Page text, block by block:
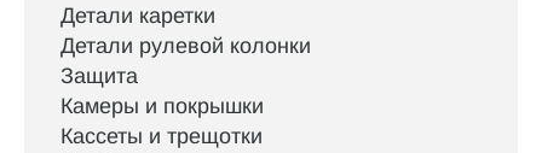
Детали каретки
Детали рулевой колонки
Защита
Камеры и покрышки
Кассеты и трещотки